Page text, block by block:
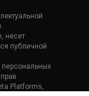
несет
публичной
персональных
Platforms,